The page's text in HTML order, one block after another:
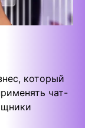
который
чат-